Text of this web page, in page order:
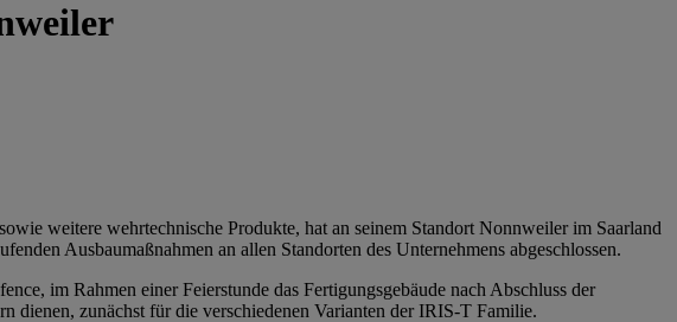
weitere wehrtechnische Produkte, hat an seinem Standort Nonnweiler im Saarland
Ausbaumaßnahmen an allen Standorten des Unternehmens abgeschlossen.
im Rahmen einer Feierstunde das Fertigungsgebäude nach Abschluss der
zunächst für die verschiedenen Varianten der IRIS-T Familie.